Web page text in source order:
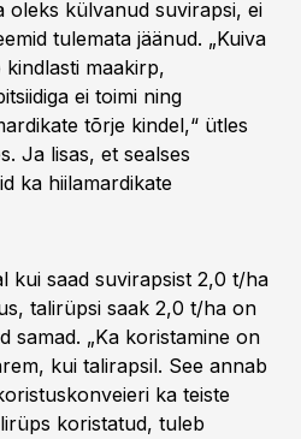
oleks külvanud suvirapsi, ei
tulemata jäänud. „Kuiva
maakirp,
ei toimi ning
tõrje kindel,“ ütles
Ja lisas, et sealses
ka hiilamardikate
kui saad suvirapsist 2,0 t/ha
talirüpsi saak 2,0 t/ha on
samad. „Ka koristamine on
kui talirapsil. See annab
ka teiste
koristatud, tuleb